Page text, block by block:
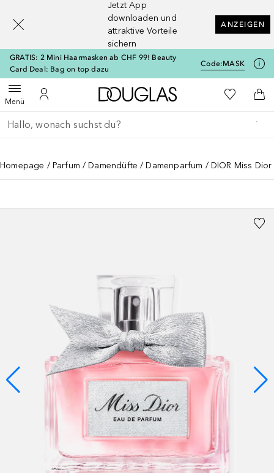
Jetzt App
downloaden und
attraktive Vorteile
sichern
ANZEIGEN
GRATIS: 2 Mini Haarmasken ab CHF 99! Beauty
Card Deal: Bag on top dazu
Code:MASK
MenüMenü öffnenZu Meinem Kundenkonto
Zur Douglas Startseite
Zu Meiner
Gehe zurück
Suche ausführen
Homepage Parfum Damendüfte Damenparfum DIOR Miss
[navigation.slideout.screenreader]